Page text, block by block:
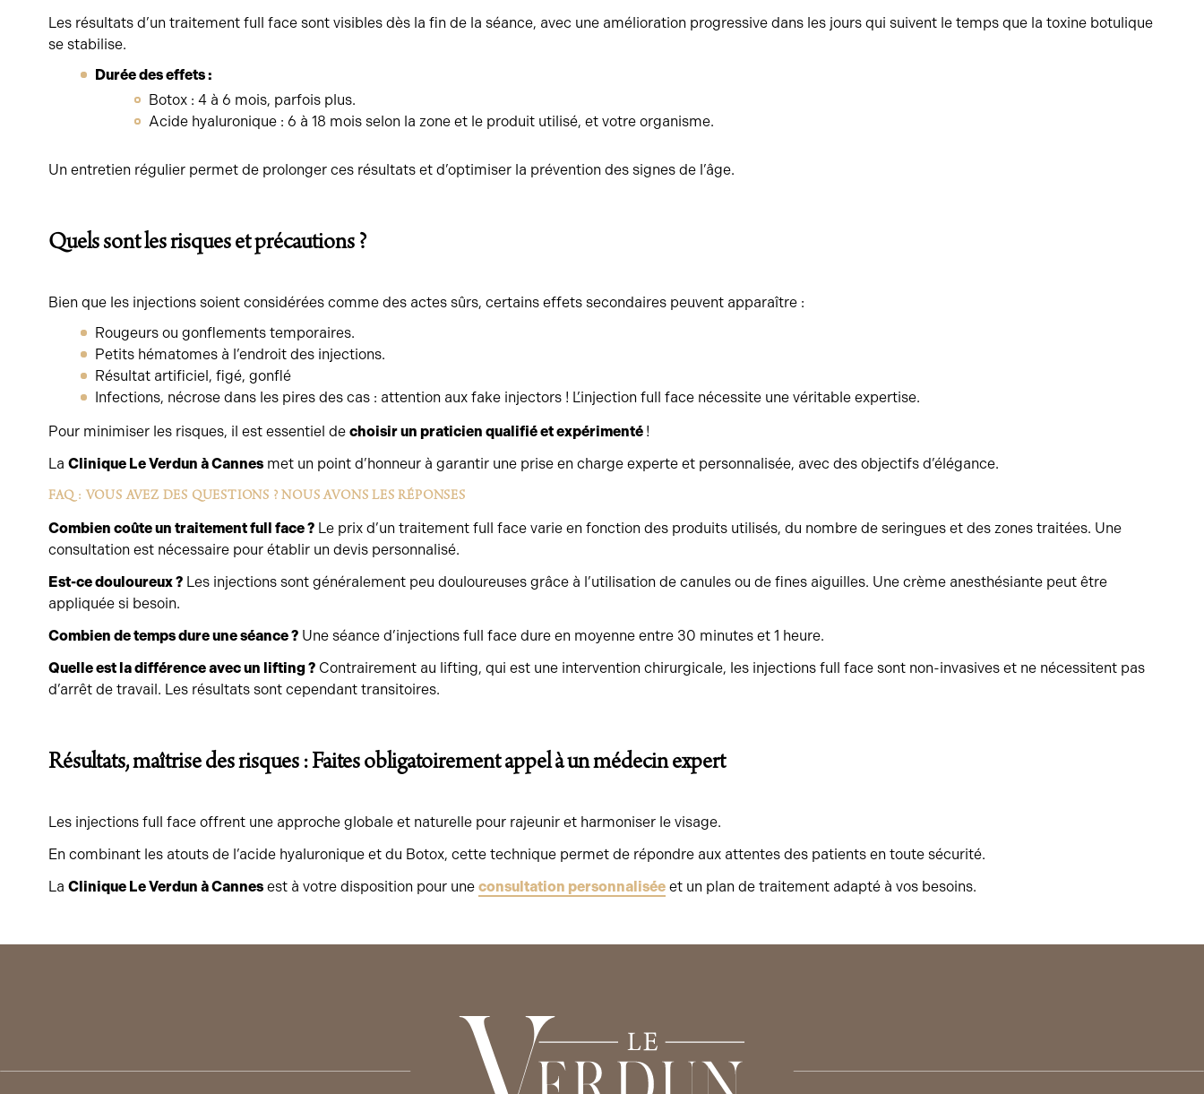
Les résultats d’un traitement full face sont visibles dès la fin de la séance, avec une amélioration progressive dans les jours qui suivent le temps que la toxine botulique
se stabilise.
Durée des effets :
Botox : 4 à 6 mois, parfois plus.
Acide hyaluronique : 6 à 18 mois selon la zone et le produit utilisé, et votre organisme.
Un entretien régulier permet de prolonger ces résultats et d’optimiser la prévention des signes de l’âge.
Quels sont les risques et précautions ?
Bien que les injections soient considérées comme des actes sûrs, certains effets secondaires peuvent apparaître :
Rougeurs ou gonflements temporaires.
Petits hématomes à l’endroit des injections.
Résultat artificiel, figé, gonflé
Infections, nécrose dans les pires des cas : attention aux fake injectors ! L’injection full face nécessite une véritable expertise.
Pour minimiser les risques, il est essentiel de choisir un praticien qualifié et expérimenté !
La Clinique Le Verdun à Cannesmet un point d’honneur à garantir une prise en charge experte et personnalisée, avec des objectifs d’élégance.
FAQ : VOUS AVEZ DES QUESTIONS ? NOUS AVONS LES RÉPONSES
Combien coûte un traitement full face ?Le prix d’un traitement full face varie en fonction des produits utilisés, du nombre de seringues et des zones traitées. Une
consultation est nécessaire pour établir un devis personnalisé.
Est-ce douloureux ?Les injections sont généralement peu douloureuses grâce à l’utilisation de canules ou de fines aiguilles. Une crème anesthésiante peut être
appliquée si besoin.
Combien de temps dure une séance ?Une séance d’injections full face dure en moyenne entre 30 minutes et 1 heure.
Quelle est la différence avec un lifting ?Contrairement au lifting, qui est une intervention chirurgicale, les injections full face sont non-invasives et ne nécessitent pas
d’arrêt de travail. Les résultats sont cependant transitoires.
Résultats, maîtrise des risques : Faites obligatoirement appel à un médecin expert
Les injections full face offrent une approche globale et naturelle pour rajeunir et harmoniser le visage.
En combinant les atouts de l’acide hyaluronique et du Botox, cette technique permet de répondre aux attentes des patients en toute sécurité.
La Clinique Le Verdun à Cannesest à votre disposition pour une consultation personnaliséeet un plan de traitement adapté à vos besoins.